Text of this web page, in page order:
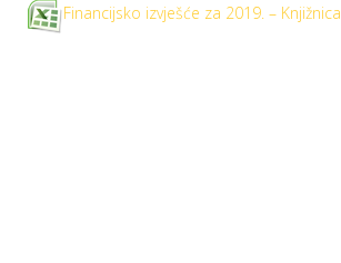
Financijsko izvješće za 2019. – Knjižnica